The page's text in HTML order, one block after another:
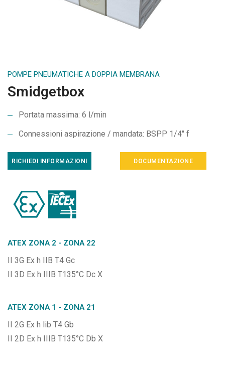
POMPE PNEUMATICHE A DOPPIA MEMBRANA
Smidgetbox
Portata massima: 6 l/min
Connessioni aspirazione / mandata: BSPP 1/4" f
RICHIEDI INFORMAZIONI DOCUMENTAZIONE
ATEX ZONA 2 - ZONA 22
II 3G Ex h IIB T4 Gc
II 3D Ex h IIIB T135°C Dc X
ATEX ZONA 1 - ZONA 21
II 2G Ex h lib T4 Gb
II 2D Ex h IIIB T135°C Db X